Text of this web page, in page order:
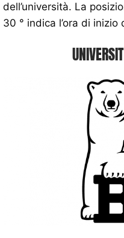
dell’università. La
30 ° indica l’ora di